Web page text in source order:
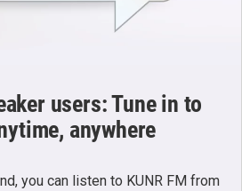
users: Tune in to
anywhere
you can listen to KUNR FM from